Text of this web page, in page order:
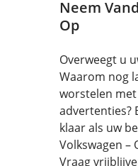
Neem
Op
Overweegt u
Waarom nog
worstelen
advertenties?
klaar als uw
Volkswagen –
Vraag